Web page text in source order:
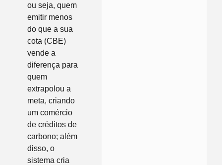
ou seja, quem
emitir menos
do que a sua
cota (CBE)
vende a
diferença para
quem
extrapolou a
meta, criando
um comércio
de créditos de
carbono; além
disso, o
sistema cria